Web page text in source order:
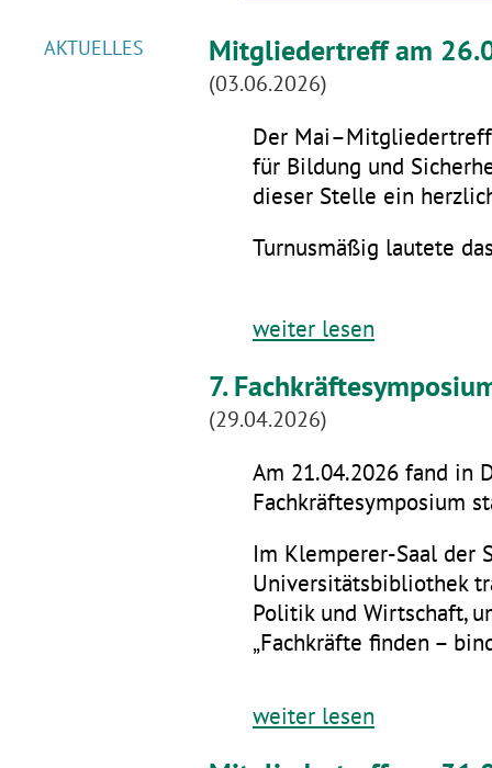
AKTUELLES Mitgliedertreff am
(03.06.2026)
Der
für Bildung und
dieser Stelle ein
Turnusmäßig lautete
weiter lesen
7.
(29.04.2026)
Am 21.04.2026 fand in
Fachkräftesymposium
Im Klemperer-Saal der
Universitätsbibliothek
Politik und Wirtschaft,
„Fachkräfte finden –
weiter lesen